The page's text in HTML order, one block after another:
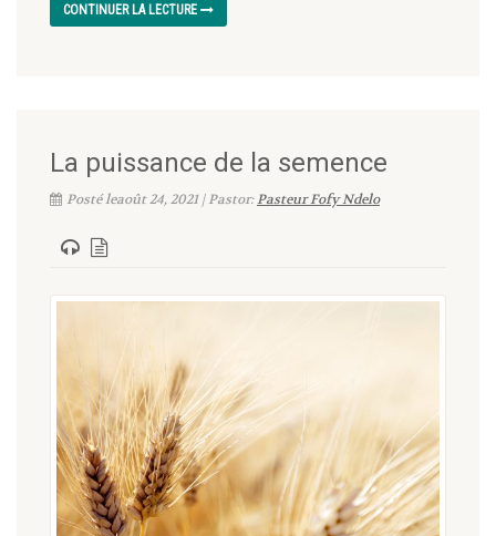
CONTINUER LA LECTURE
La puissance de la semence
Posté leaoût 24, 2021 | Pastor:Pasteur Fofy Ndelo